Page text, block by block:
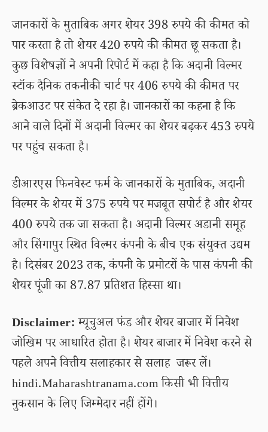
जानकारों के मुताबिक अगर शेयर 398 रुपये की कीमत को
पार करता है तो शेयर 420 रुपये की कीमत छू सकता है।
कुछ विशेषज्ञों ने अपनी रिपोर्ट में कहा है कि अदानी विल्मर
स्टॉक दैनिक तकनीकी चार्ट पर 406 रुपये की कीमत पर
ब्रेकआउट पर संकेत दे रहा है। जानकारों का कहना है कि
आने वाले दिनों में अदानी विल्मर का शेयर बढ़कर 453 रुपये
पर पहुंच सकता है।
डीआरएस फिनवेस्ट फर्म के जानकारों के मुताबिक, अदानी
विल्मर के शेयर में 375 रुपये पर मजबूत सपोर्ट है और शेयर
400 रुपये तक जा सकता है। अदानी विल्मर अडानी समूह
और सिंगापुर स्थित विल्मर कंपनी के बीच एक संयुक्त उद्यम
है। दिसंबर 2023 तक, कंपनी के प्रमोटरों के पास कंपनी की
शेयर पूंजी का 87.87 प्रतिशत हिस्सा था।
Disclaimer:म्यूचुअल फंड और शेयर बाजार में निवेश
जोखिम पर आधारित होता है। शेयर बाजार में निवेश करने से
पहले अपने वित्तीय सलाहकार से सलाह जरूर लें।
hindi.Maharashtranama.com किसी भी वित्तीय
नुकसान के लिए जिम्मेदार नहीं होंगे।